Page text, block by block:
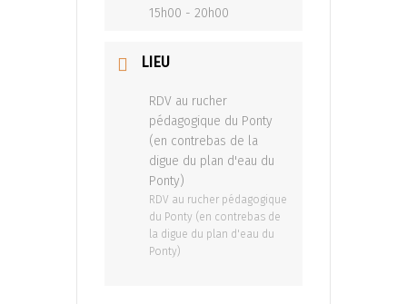
15h00 - 20h00
LIEU
RDV au rucher
pédagogique du Ponty
(en contrebas de la
digue du plan d'eau du
Ponty)
RDV au rucher pédagogique
du Ponty (en contrebas de
la digue du plan d'eau du
Ponty)